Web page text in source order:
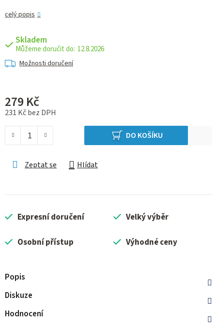
celý popis
Skladem
12.8.2026
Možnosti doručení
279 Kč
231 Kč bez DPH
DO KOŠÍKU
Zeptat se Hlídat
Expresní doručení Velký výběr
Osobní přístup Výhodné ceny
Popis
Diskuze
Hodnocení